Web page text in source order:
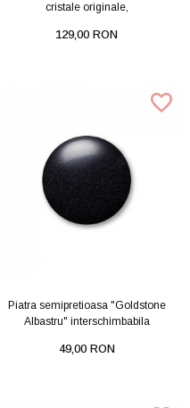
cristale originale,
129,00 RON
Piatra semipretioasa "Goldstone
Albastru" interschimbabila
49,00 RON